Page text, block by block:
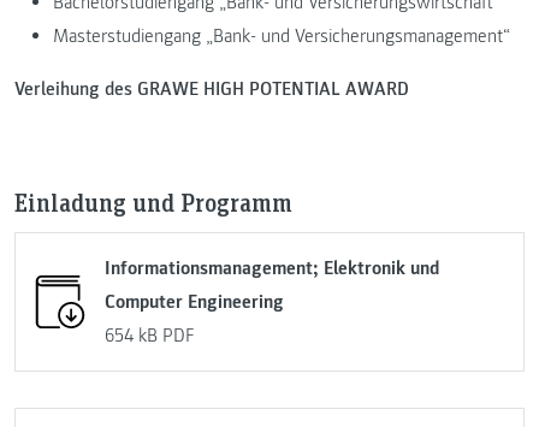
Masterstudiengang „Bank- und Versicherungsmanagement“
Verleihung des GRAWE HIGH POTENTIAL AWARD
Einladung und Programm
Informationsmanagement; Elektronik und
Computer Engineering
654 kB PDF